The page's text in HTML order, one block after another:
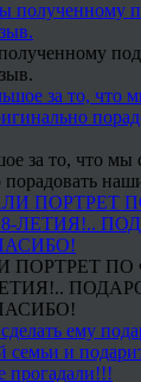
за то, что мы
порадовать
ПОРТРЕТ